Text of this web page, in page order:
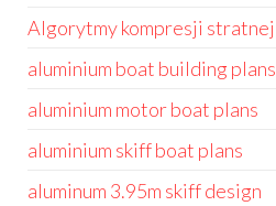
Algorytmy kompresji stratnej
aluminium boat building plans
aluminium motor boat plans
aluminium skiff boat plans
aluminum 3.95m skiff design